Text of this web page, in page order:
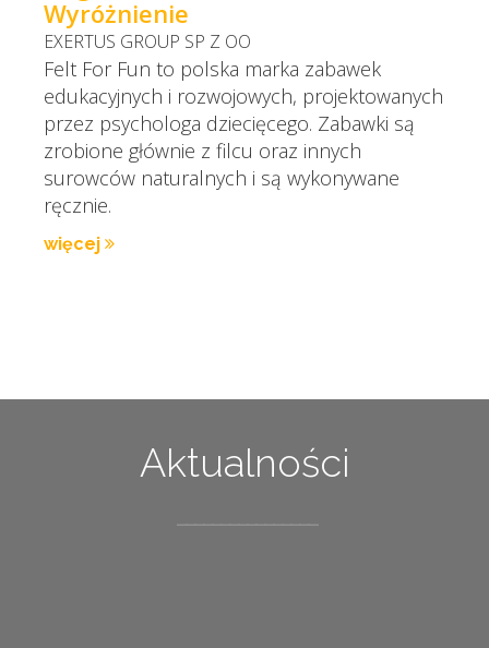
Wyróżnienie
EXERTUS GROUP SP Z OO
Felt For Fun to polska marka zabawek
edukacyjnych i rozwojowych, projektowanych
przez psychologa dziecięcego. Zabawki są
zrobione głównie z filcu oraz innych
surowców naturalnych i są wykonywane
ręcznie.
więcej
Aktualności